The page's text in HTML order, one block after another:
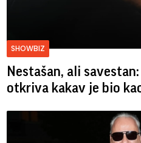
SHOWBIZ
Nestašan, ali
otkriva kakav je bio